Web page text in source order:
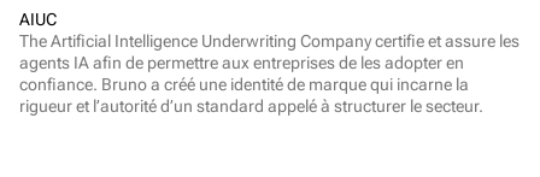
AIUC
The Artificial Intelligence Underwriting Company certifie et assure les
agents IA afin de permettre aux entreprises de les adopter en
confiance. Bruno a créé une identité de marque qui incarne la
rigueur et l’autorité d’un standard appelé à structurer le secteur.